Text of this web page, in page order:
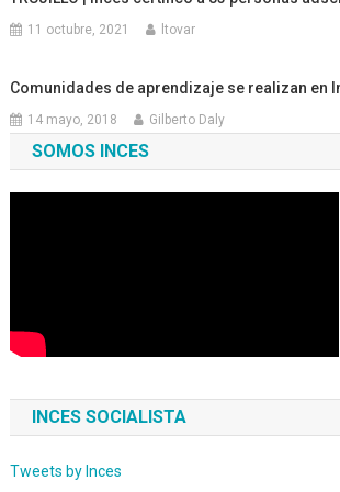
11 octubre, 2021 ltovar
Comunidades de aprendizaje se realizan en
14 mayo, 2018 Gilberto Daly
SOMOS INCES
INCES SOCIALISTA
Tweets by Inces